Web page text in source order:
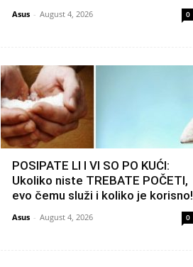
Asus - August 4, 2026 0
POSIPATE LI I VI SO PO KUĆI:
Ukoliko niste TREBATE POČETI,
evo čemu služi i koliko je korisno!
Asus - August 4, 2026 0